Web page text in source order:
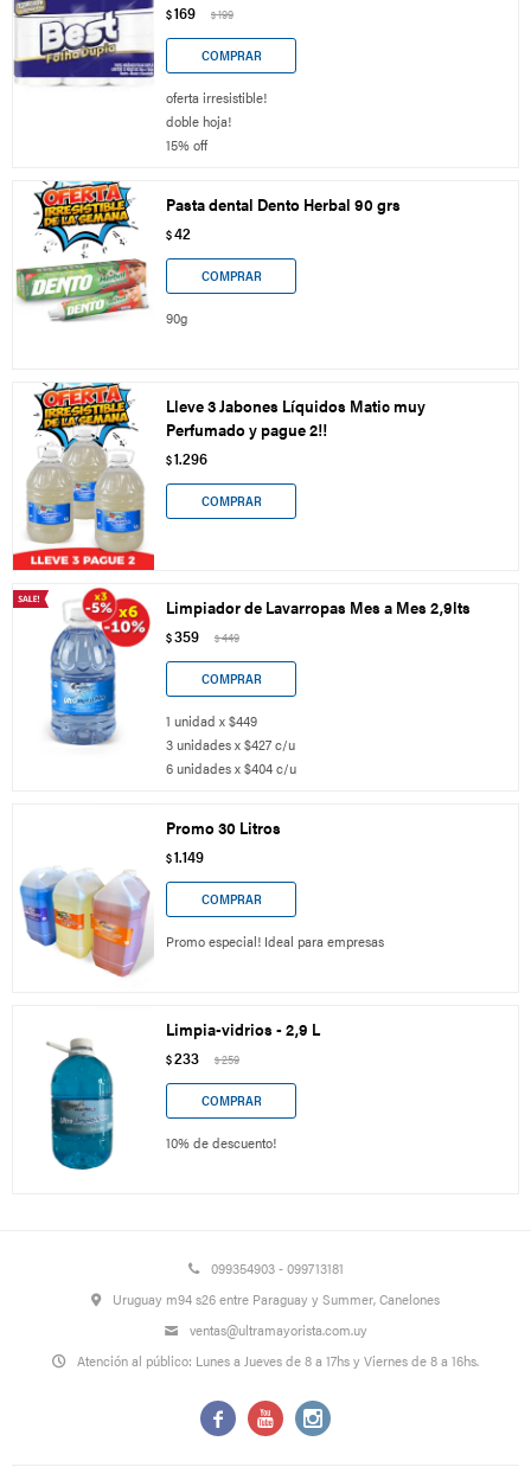
$169 $199
oferta irresistible!
doble hoja!
15% off
Pasta dental Dento Herbal 90 grs
$42
90g
Lleve 3 Jabones Líquidos Matic muy
Perfumado y pague 2!!
$1.296
Limpiador de Lavarropas Mes a Mes 2,9lts
$359 $449
1 unidad x $449
3 unidades x $427 c/u
6 unidades x $404 c/u
Promo 30 Litros
$1.149
Promo especial! Ideal para empresas
Limpia-vidrios - 2,9 L
$233 $259
10% de descuento!
099354903 - 099713181
Uruguay m94 s26 entre Paraguay y Summer, Canelones
ventas@ultramayorista.com.uy
Atención al público: Lunes a Jueves de 8 a 17hs y Viernes de 8 a 16hs.
  